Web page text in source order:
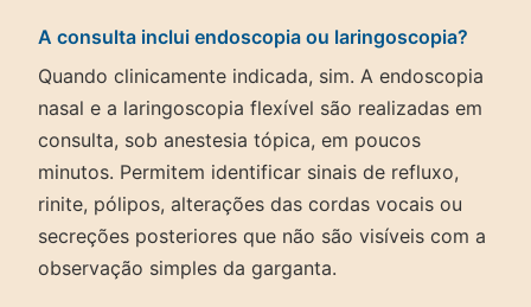
A consulta inclui endoscopia ou laringoscopia?
Quando clinicamente indicada, sim. A endoscopia
nasal e a laringoscopia flexível são realizadas em
consulta, sob anestesia tópica, em poucos
minutos. Permitem identificar sinais de refluxo,
rinite, pólipos, alterações das cordas vocais ou
secreções posteriores que não são visíveis com a
observação simples da garganta.